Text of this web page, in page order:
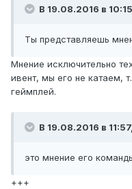
В 19.08.2016 в
Ты представляешь
Мнение исключительно
ивент, мы его не катаем,
геймплей.
В 19.08.2016 в
это мнение его
+++